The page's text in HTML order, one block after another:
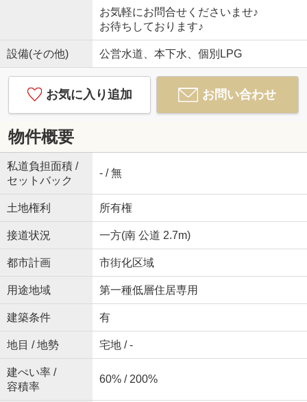
お気軽にお問合せくださいませ♪
お待ちしております♪
設備(その他) 公営水道、本下水、個別LPG
お気に入り追加 お問い合わせ
物件概要
私道負担面積 /
セットバック
- / 無
土地権利 所有権
接道状況 一方(南 公道 2.7m)
都市計画 市街化区域
用途地域 第一種低層住居専用
建築条件 有
地目 / 地勢 宅地 / -
建ぺい率 /
容積率
60% / 200%